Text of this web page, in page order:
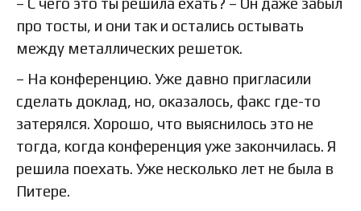
про тосты, и они так и остались остывать
между металлических решеток.
– На конференцию. Уже давно пригласили
сделать доклад, но, оказалось, факс где-то
затерялся. Хорошо, что выяснилось это не
тогда, когда конференция уже закончилась. Я
решила поехать. Уже несколько лет не была в
Питере.